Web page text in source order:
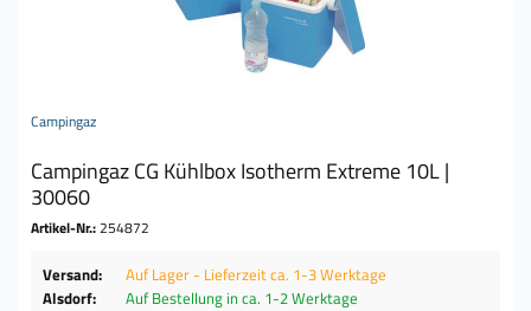
Campingaz
Campingaz CG Kühlbox Isotherm Extreme 10L |
30060
Artikel-Nr.:254872
Versand:
Auf Lager - Lieferzeit ca. 1-3 Werktage
Alsdorf:
Auf Bestellung in ca. 1-2 Werktage